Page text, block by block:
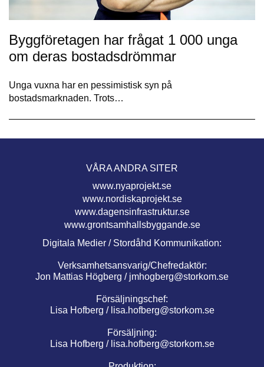
Bygg­företagen har frågat 1 000 unga
om deras bostadsdrömmar
Unga vuxna har en pessimistisk syn på
bostadsmarknaden. Trots…
VÅRA ANDRA SITER
www.nyaprojekt.se
www.nordiskaprojekt.se
www.dagensinfrastruktur.se
www.grontsamhallsbyggande.se
Digitala Medier / Stordåhd Kommunikation:
Verksamhetsansvarig/Chefredaktör:
Jon Mattias Högberg / jmhogberg@storkom.se
Försäljningschef:
Lisa Hofberg / lisa.hofberg@storkom.se
Försäljning:
Lisa Hofberg / lisa.hofberg@storkom.se